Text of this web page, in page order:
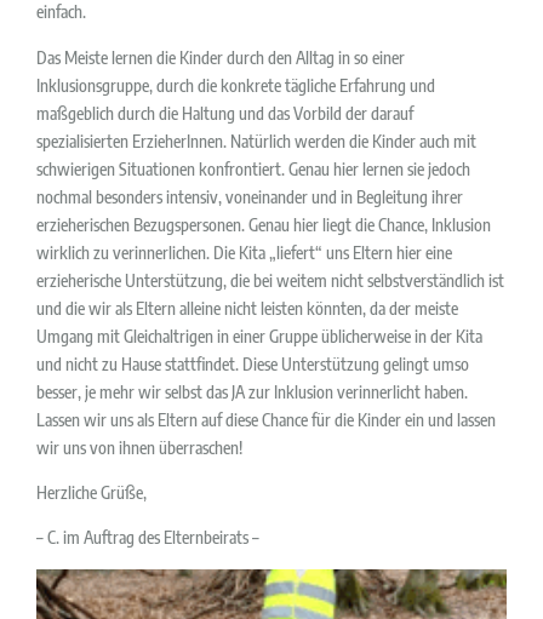
einfach.
Das Meiste lernen die Kinder durch den Alltag in so einer
Inklusionsgruppe, durch die konkrete tägliche Erfahrung und
maßgeblich durch die Haltung und das Vorbild der darauf
spezialisierten ErzieherInnen. Natürlich werden die Kinder auch mit
schwierigen Situationen konfrontiert. Genau hier lernen sie jedoch
nochmal besonders intensiv, voneinander und in Begleitung ihrer
erzieherischen Bezugspersonen. Genau hier liegt die Chance, Inklusion
wirklich zu verinnerlichen. Die Kita „liefert“ uns Eltern hier eine
erzieherische Unterstützung, die bei weitem nicht selbstverständlich ist
und die wir als Eltern alleine nicht leisten könnten, da der meiste
Umgang mit Gleichaltrigen in einer Gruppe üblicherweise in der Kita
und nicht zu Hause stattfindet. Diese Unterstützung gelingt umso
besser, je mehr wir selbst das JA zur Inklusion verinnerlicht haben.
Lassen wir uns als Eltern auf diese Chance für die Kinder ein und lassen
wir uns von ihnen überraschen!
Herzliche Grüße,
– C. im Auftrag des Elternbeirats –